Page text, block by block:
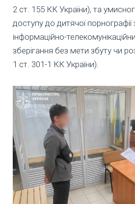
2 ст. 155 КК України), та
доступу до дитячої
інформаційно-
зберігання без мети збуту чи
1 ст. 301-1 КК України).